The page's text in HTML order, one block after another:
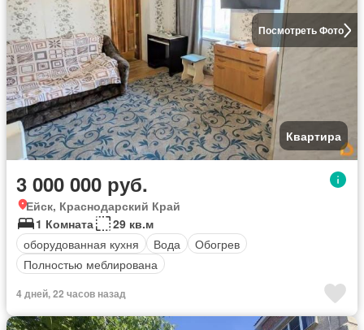
Посмотреть Фото
Квартира
3 000 000 руб.
Ейск, Краснодарский Край
1 Комната
29 кв.м
оборудованная кухня
Вода
Обогрев
Полностью меблирована
4 дней, 22 часов назад